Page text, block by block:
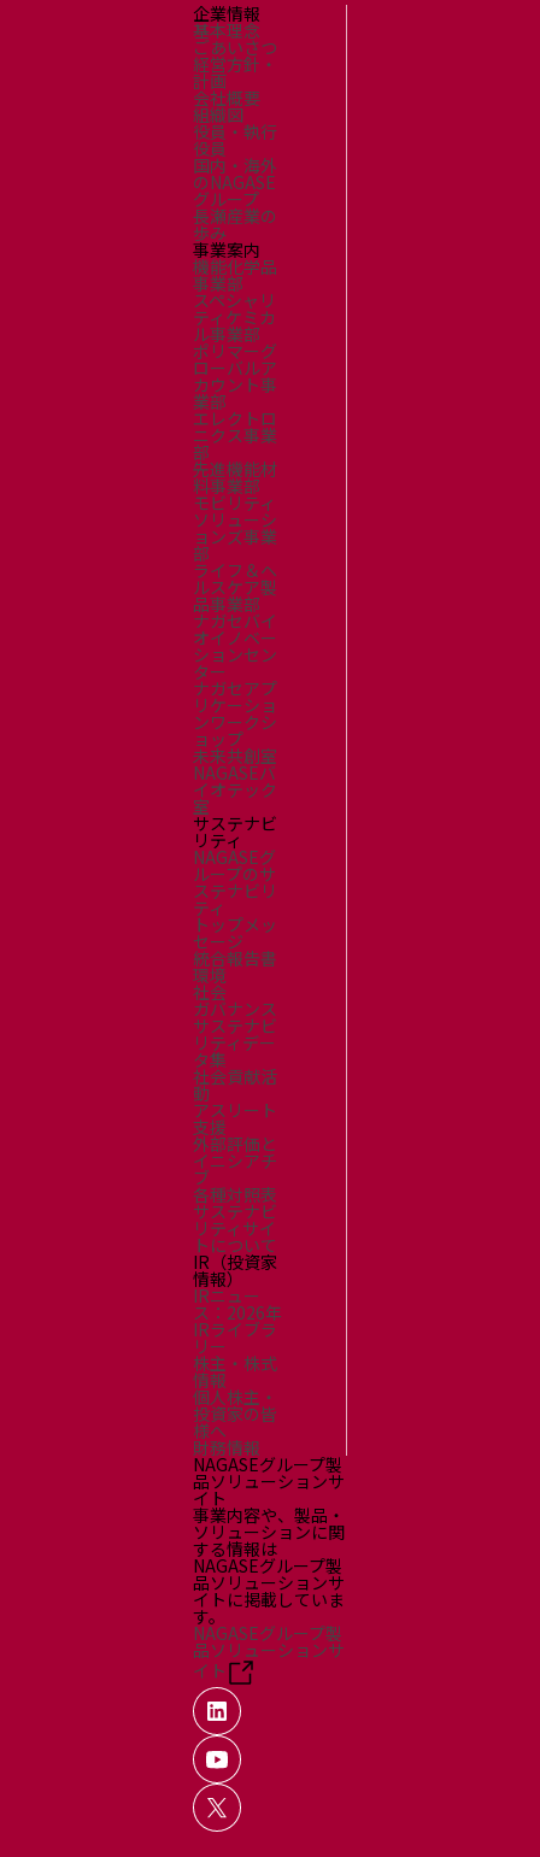
企業情報
基本理念
ごあいさつ
経営方針・
計画
会社概要
組織図
役員・執行
役員
国内・海外
のNAGASE
グループ
長瀬産業の
歩み
事業案内
機能化学品
事業部
スペシャリ
ティケミカ
ル事業部
ポリマーグ
ローバルア
カウント事
業部
エレクトロ
ニクス事業
部
先進機能材
料事業部
モビリティ
ソリューシ
ョンズ事業
部
ライフ＆ヘ
ルスケア製
品事業部
ナガセバイ
オイノベー
ションセン
ター
ナガセアプ
リケーショ
ンワークシ
ョップ
未来共創室
NAGASEバ
イオテック
室
サステナビ
リティ
NAGASEグ
ループのサ
ステナビリ
ティ
トップメッ
セージ
統合報告書
環境
社会
ガバナンス
サステナビ
リティデー
タ集
社会貢献活
動
アスリート
支援
外部評価と
イニシアチ
ブ
各種対照表
サステナビ
リティサイ
トについて
IR（投資家
情報）
IRニュー
ス：2026年
IRライブラ
リー
株主・株式
情報
個人株主・
投資家の皆
様へ
財務情報
NAGASEグループ製
品ソリューションサ
イト
事業内容や、製品・
ソリューションに関
する情報は
NAGASEグループ製
品ソリューションサ
イトに掲載していま
す。
NAGASEグループ製
品ソリューションサ
イト